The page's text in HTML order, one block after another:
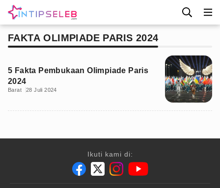
FAKTA OLIMPIADE PARIS 2024
5 Fakta Pembukaan Olimpiade Paris
2024
Barat 28 Juli 2024
Ikuti kami di: